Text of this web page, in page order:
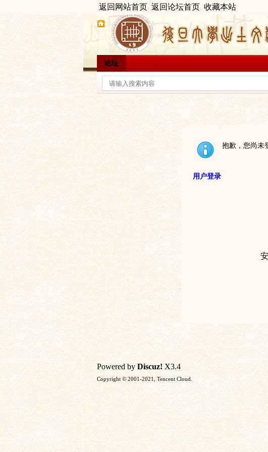
返回网站首页 返回论坛首页 收藏本站
论坛
抱歉，您尚未
用户登录
Powered by Discuz! X3.4
Copyright © 2001-2021, Tencent Cloud.